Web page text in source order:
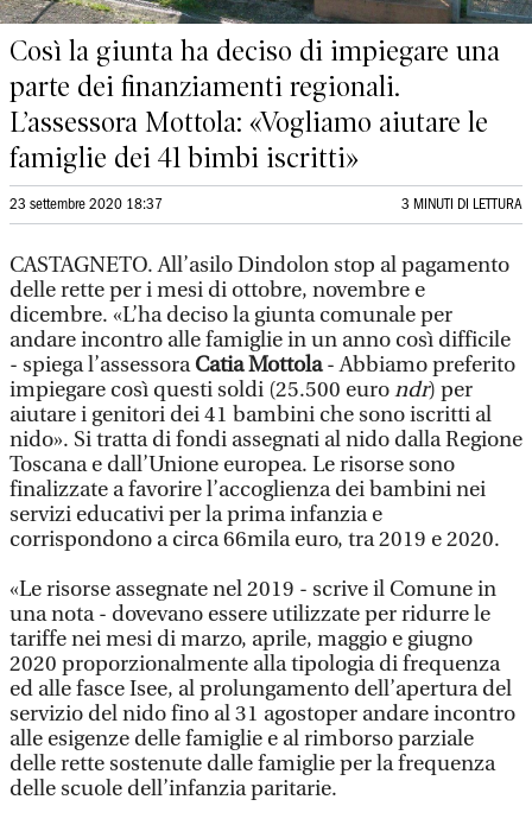
Così la giunta ha deciso di impiegare una
parte dei finanziamenti regionali.
L’assessora Mottola: «Vogliamo aiutare le
famiglie dei 41 bimbi iscritti»
23 settembre 2020 18:37 3 MINUTI DI LETTURA
CASTAGNETO. All’asilo Dindolon stop al pagamento
delle rette per i mesi di ottobre, novembre e
dicembre. «L’ha deciso la giunta comunale per
andare incontro alle famiglie in un anno così difficile
- spiega l’assessoraCatia Mottola- Abbiamo preferito
impiegare così questi soldi (25.500 eurondr) per
aiutare i genitori dei 41 bambini che sono iscritti al
nido». Si tratta di fondi assegnati al nido dalla Regione
Toscana e dall’Unione europea. Le risorse sono
finalizzate a favorire l’accoglienza dei bambini nei
servizi educativi per la prima infanzia e
corrispondono a circa 66mila euro, tra 2019 e 2020.
«Le risorse assegnate nel 2019 - scrive il Comune in
una nota - dovevano essere utilizzate per ridurre le
tariffe nei mesi di marzo, aprile, maggio e giugno
2020 proporzionalmente alla tipologia di frequenza
ed alle fasce Isee, al prolungamento dell’apertura del
servizio del nido fino al 31 agostoper andare incontro
alle esigenze delle famiglie e al rimborso parziale
delle rette sostenute dalle famiglie per la frequenza
delle scuole dell’infanzia paritarie.